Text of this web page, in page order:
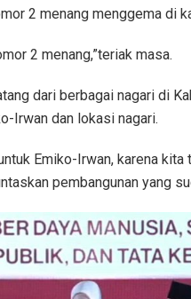
2 menang menggema di
2 menang,”teriak masa.
dari berbagai nagari di
Irwan dan lokasi nagari.
Emiko-Irwan, karena
pembangunan yang